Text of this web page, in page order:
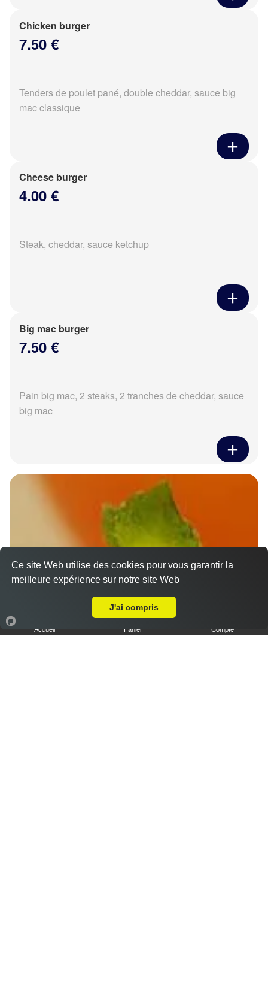
Chicken burger
7.50 €
Tenders de poulet pané, double cheddar, sauce big
mac classique
Cheese burger
4.00 €
Steak, cheddar, sauce ketchup
Big mac burger
7.50 €
Pain big mac, 2 steaks, 2 tranches de cheddar, sauce
big mac
Accueil Panier Compte
Ce site Web utilise des cookies pour vous garantir la
meilleure expérience sur notre site Web
J'ai compris